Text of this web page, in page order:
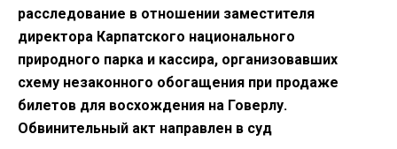
расследование в отношении заместителя
директора Карпатского национального
природного парка и кассира, организовавших
схему незаконного обогащения при продаже
билетов для восхождения на Говерлу.
Обвинительный акт направлен в суд